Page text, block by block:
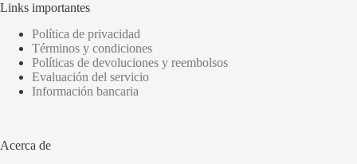
Links importantes
Política de privacidad
Términos y condiciones
Políticas de devoluciones y reembolsos
Evaluación del servicio
Información bancaria
Acerca de